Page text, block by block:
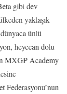
gibi dev
yaklaşık
ünlü
heyecan dolu
MXGP Academy
Federasyonu’nun